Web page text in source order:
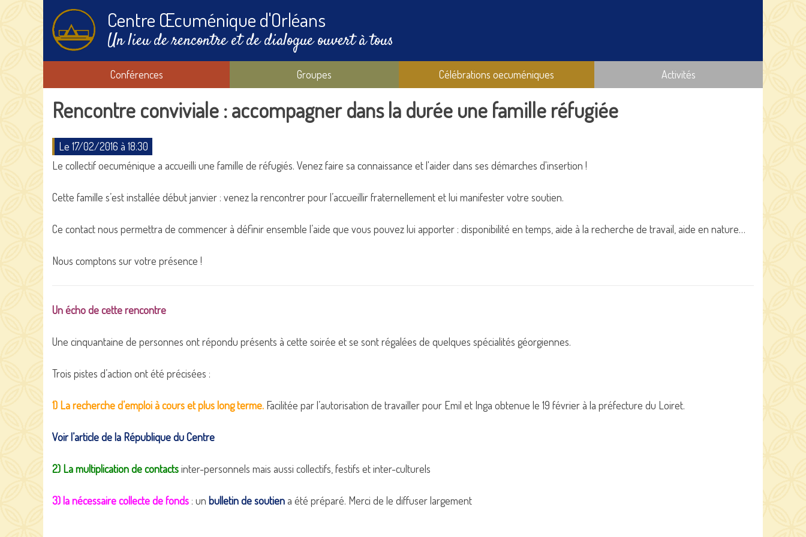
Centre Œcuménique d'Orléans
Un lieu de rencontre et de dialogue ouvert à tous
Conférences Groupes Célébrations oecuméniques Activités
Rencontre conviviale : accompagner dans la durée une famille réfugiée
Le 17/02/2016 à 18:30
Le collectif oecuménique a accueilli une famille de réfugiés. Venez faire sa connaissance et l'aider dans ses démarches d'insertion !
Cette famille s’est installée début janvier : venez la rencontrer pour l’accueillir fraternellement et lui manifester votre soutien.
Ce contact nous permettra de commencer à définir ensemble l’aide que vous pouvez lui apporter : disponibilité en temps, aide à la recherche de travail, aide en nature…
Nous comptons sur votre présence !
Un écho de cette rencontre
Une cinquantaine de personnes ont répondu présents à cette soirée et se sont régalées de quelques spécialités géorgiennes.
Trois pistes d’action ont été précisées :
1) La recherche d’emploi à cours et plus long terme. Facilitée par l’autorisation de travailler pour Emil et Inga obtenue le 19 février à la préfecture du Loiret.
Voir l’article de la République du Centre
2) La multiplication de contactsinter-personnels mais aussi collectifs, festifs et inter-culturels
3) la nécessaire collecte de fonds : un bulletin de soutiena été préparé. Merci de le diffuser largement